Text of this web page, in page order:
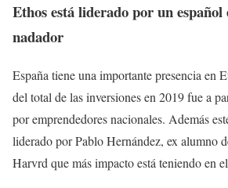
Ethos está liderado por un
nadador
España tiene una importante presencia en
del total de las inversiones en 2019 fue a
por emprendedores nacionales. Además
liderado por Pablo Hernández, ex alumno
Harvrd que más impacto está teniendo en